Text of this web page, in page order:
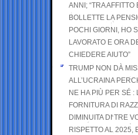
ANNI; “TRA AFFITTO
BOLLETTE LA
POCHI GIORNI, HO
LAVORATO E ORA
CHIEDERE AIUTO”
TRUMP NON DÀ
ALL’UCRAINA
NE HA PIÙ PER SÉ :
FORNITURA DI
DIMINUITA DI TRE
RISPETTO AL 2025,